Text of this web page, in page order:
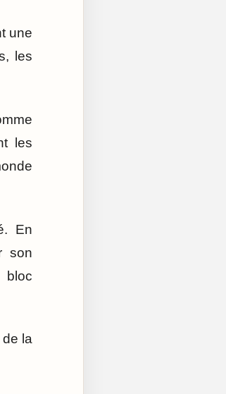
une
les
les
En
son
bloc
de la